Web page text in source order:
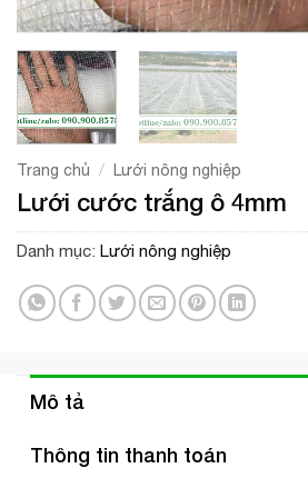
Trang chủ / Lưới nông nghiệp
Lưới cước trắng ô 4mm
Danh mục: Lưới nông nghiệp
Mô tả
Thông tin thanh toán